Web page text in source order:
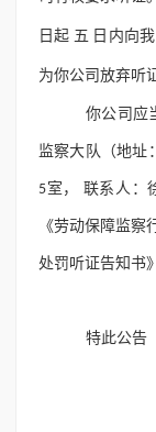
日起 五 日内向
为你公司放弃听
你公司应
监察大队（地址
5室， 联系人：
《劳动保障监
处罚听证告知书
特此公告